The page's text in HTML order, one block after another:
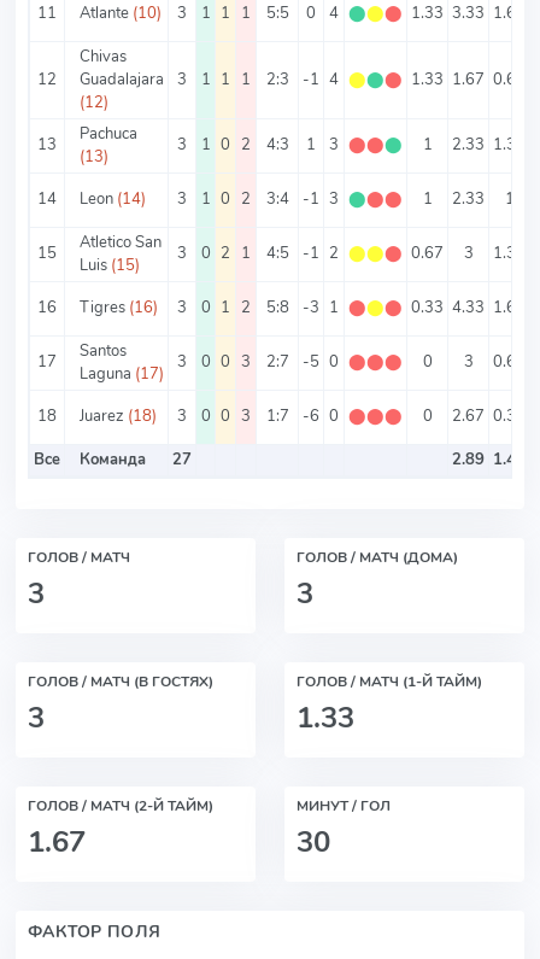
11 Atlante (10) 3 1 1 1 5:5 0 4 ⬤⬤⬤ 1.33 3.33 1.67
12
Chivas
Guadalajara
(12)
3 1 1 1 2:3 -1 4 ⬤⬤⬤ 1.33 1.67 0.67
13
Pachuca
(13)
3 1 0 2 4:3 1 3 ⬤⬤⬤ 1 2.33 1.33
14 Leon (14) 3 1 0 2 3:4 -1 3 ⬤⬤⬤ 1 2.33 1
15
Atletico San
Luis (15)
3 0 2 1 4:5 -1 2 ⬤⬤⬤ 0.67 3 1.33
16 Tigres (16) 3 0 1 2 5:8 -3 1 ⬤⬤⬤ 0.33 4.33 1.67
17
Santos
Laguna (17)
3 0 0 3 2:7 -5 0 ⬤⬤⬤ 0 3 0.67
18 Juarez (18) 3 0 0 3 1:7 -6 0 ⬤⬤⬤ 0 2.67 0.33
Все
Команда 27 2.89 1.44
ГОЛОВ / МАТЧ
3
ГОЛОВ / МАТЧ (ДОМА)
3
ГОЛОВ / МАТЧ (В ГОСТЯХ)
3
ГОЛОВ / МАТЧ (1-Й ТАЙМ)
1.33
ГОЛОВ / МАТЧ (2-Й ТАЙМ)
1.67
МИНУТ / ГОЛ
30
ФАКТОР ПОЛЯ